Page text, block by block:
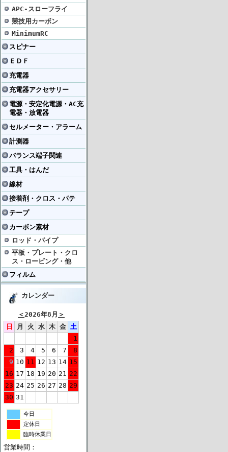
APC-スローフライ
競技用カーボン
MinimumRC
スピナー
ＥＤＦ
充電器
充電器アクセサリー
電源・安定化電源・AC充
電器・放電器
セルメーター・アラーム
計測器
バランス端子関連
工具・はんだ
線材
接着剤・クロス・パテ
テープ
カーボン素材
ロッド・パイプ
平板・プレート・クロ
ス・ロービング・他
フィルム
カレンダー
＜2026年8月 ＞
日
月 火 水 木 金 土
1
2
3 4 5 6 7
8
9 10 11 12 13 14 15
16 17 18 19 20 21 22
23 24 25 26 27 28 29
30 31
今日
定休日
臨時休業日
営業時間：